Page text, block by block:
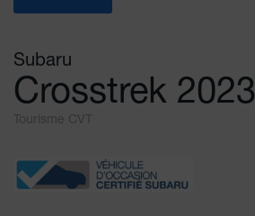
Subaru
Crosstrek 2023
Tourisme CVT